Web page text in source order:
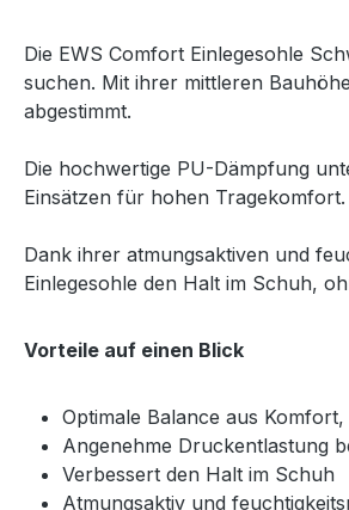
Die EWS Comfort Einlegesohle
suchen. Mit ihrer mittleren
abgestimmt.
Die hochwertige PU-Dämpfung
Einsätzen für hohen Tragekomfort.
Dank ihrer atmungsaktiven und
Einlegesohle den Halt im Schuh,
Vorteile auf einen Blick
Optimale Balance aus
Angenehme Druckentlastung
Verbessert den Halt im Schuh
Atmungsaktiv und